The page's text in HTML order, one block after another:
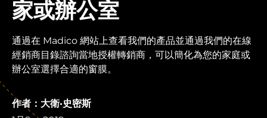
家或辦公室
通過在 Madico 網站上查看我們的產品並通過我們的在線
經銷商目錄諮詢當地授權轉銷商，可以簡化為您的家庭或
辦公室選擇合適的窗膜。
作者：大衛·史密斯